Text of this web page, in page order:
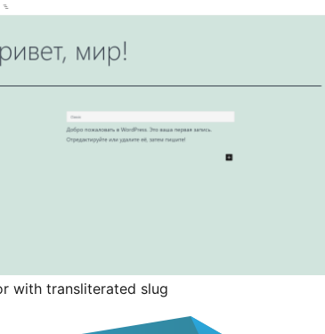
with transliterated slug